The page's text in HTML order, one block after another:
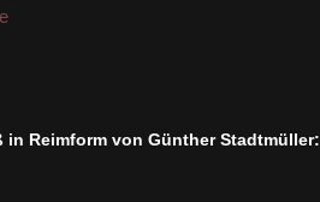
Reimform von Günther Stadtmüller: